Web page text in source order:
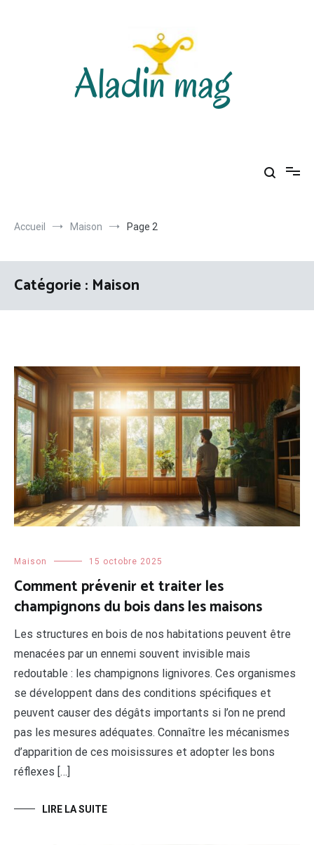
Accueil Maison Page 2
Catégorie : Maison
Maison 15 octobre 2025
Comment prévenir et traiter les
champignons du bois dans les maisons
Les structures en bois de nos habitations peuvent être
menacées par un ennemi souvent invisible mais
redoutable : les champignons lignivores. Ces organismes
se développent dans des conditions spécifiques et
peuvent causer des dégâts importants si l’on ne prend
pas les mesures adéquates. Connaître les mécanismes
d’apparition de ces moisissures et adopter les bons
réflexes […]
LIRE LA SUITE